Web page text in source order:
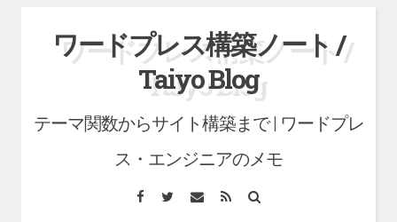
ワードプレス構築ノート /
Taiyo Blog
テーマ関数からサイト構築まで | ワードプレ
ス・エンジニアのメモ
Facebook
Twitterメ
RSS